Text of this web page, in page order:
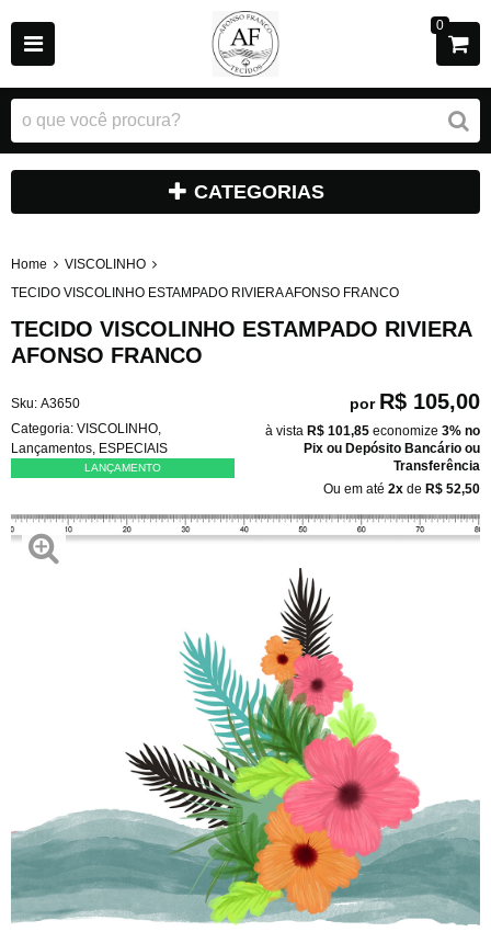
0
CATEGORIAS
Home
VISCOLINHO
TECIDO VISCOLINHO ESTAMPADO RIVIERA AFONSO FRANCO
TECIDO VISCOLINHO ESTAMPADO RIVIERA
AFONSO FRANCO
Sku: A3650
Categoria: VISCOLINHO
Lançamentos ESPECIAIS
LANÇAMENTO
por R$ 105,00
à vista R$ 101,85 economize 3% no
Pix ou Depósito Bancário ou
Transferência
Ou em até 2x de R$ 52,50